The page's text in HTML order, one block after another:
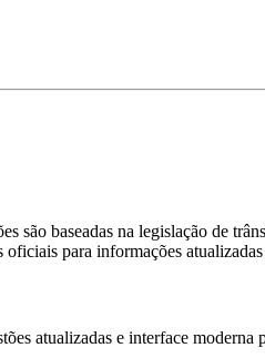
são baseadas na legislação de
para informações
atualizadas e interface moderna